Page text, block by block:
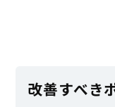
改善すべき